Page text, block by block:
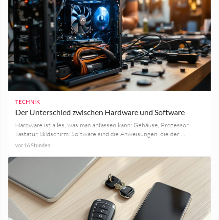
TECHNIK
Der Unterschied zwischen Hardware und Software
Hardware ist alles, was man anfassen kann: Gehäuse, Prozessor,
Tastatur, Bildschirm. Software sind die Anweisungen, die der …
vor 16 Stunden